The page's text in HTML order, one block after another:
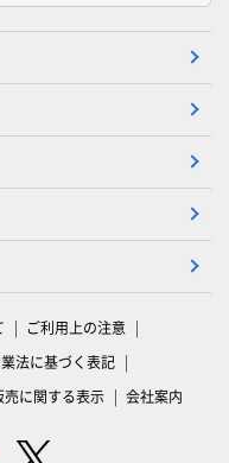
ご利用上の注意
法に基づく表記
売に関する表示 会社案内